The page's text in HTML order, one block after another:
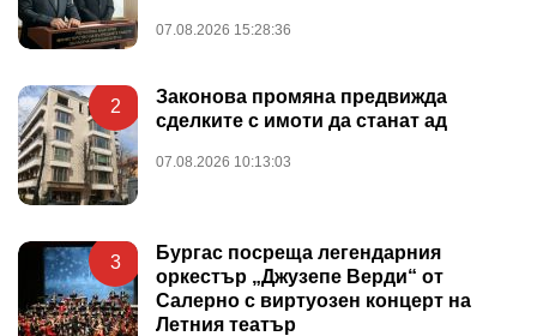
07.08.2026 15:28:36
2
Законова промяна предвижда
сделките с имоти да станат ад
07.08.2026 10:13:03
3
Бургас посреща легендарния
оркестър „Джузепе Верди“ от
Салерно с виртуозен концерт на
Летния театър